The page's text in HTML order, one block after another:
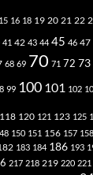
15 16 18 19 20 21 22
41 42 43 44 45 46 47
68 69 70 71 72 73
99 100 101 102
118 120 121 123 125
150 151 156 157 158
183 184 186 193
217 218 219 220 221